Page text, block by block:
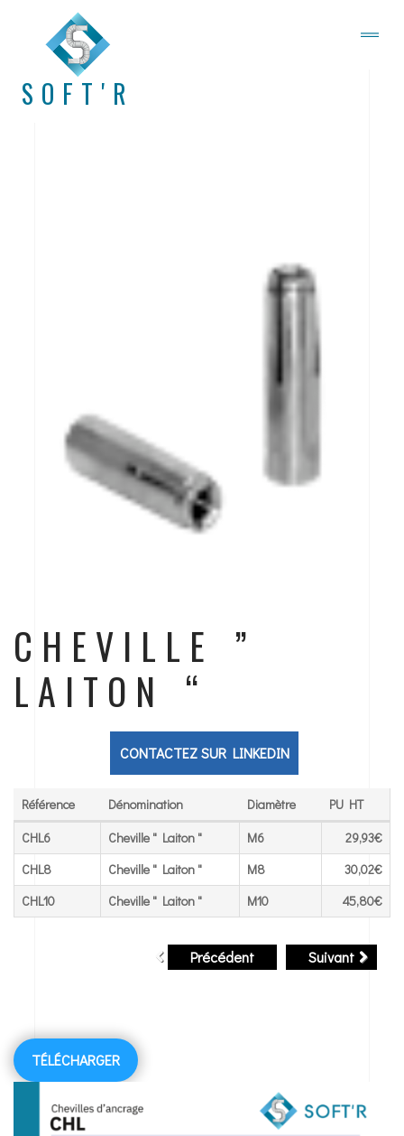
SOFT'R
CHEVILLE ”
LAITON “
CONTACTEZ SUR LINKEDIN
Référence Dénomination Diamètre
PU HT
Référence
Dénomination Diamètre PU HT
CHL6 Cheville " Laiton " M6
29,93€
CHL8
Cheville " Laiton " M8
30,02€
CHL10
Cheville " Laiton " M10 45,80€
Précédent Suivant
TÉLÉCHARGER